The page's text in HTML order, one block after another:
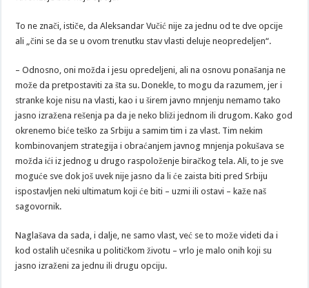
To ne znači, ističe, da Aleksandar Vučić nije za jednu od te dve opcije
ali „čini se da se u ovom trenutku stav vlasti deluje neopredeljen“.
– Odnosno, oni možda i jesu opredeljeni, ali na osnovu ponašanja ne
može da pretpostaviti za šta su. Donekle, to mogu da razumem, jer i
stranke koje nisu na vlasti, kao i u širem javno mnjenju nemamo tako
jasno izražena rešenja pa da je neko bliži jednom ili drugom. Kako god
okrenemo biće teško za Srbiju a samim tim i za vlast. Tim nekim
kombinovanjem strategija i obraćanjem javnog mnjenja pokušava se
možda ići iz jednog u drugo raspoloženje biračkog tela. Ali, to je sve
moguće sve dok još uvek nije jasno da li će zaista biti pred Srbiju
ispostavljen neki ultimatum koji će biti – uzmi ili ostavi – kaže naš
sagovornik.
Naglašava da sada, i dalje, ne samo vlast, već se to može videti da i
kod ostalih učesnika u političkom životu – vrlo je malo onih koji su
jasno izraženi za jednu ili drugu opciju.